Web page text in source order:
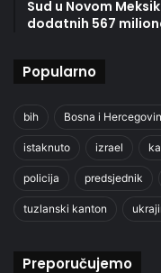
Sud u Novom
dodatnih 567
Popularno
bih Bosna i
istaknuto izrael
policija predsjednik
tuzlanski kanton
Preporučujemo